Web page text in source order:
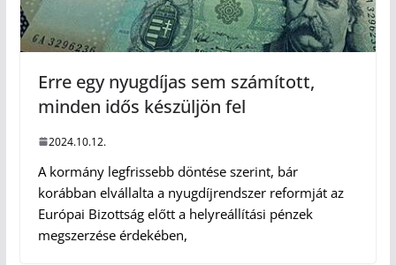
Erre egy nyugdíjas sem számított,
minden idős készüljön fel
2024.10.12.
A kormány legfrissebb döntése szerint, bár
korábban elvállalta a nyugdíjrendszer reformját az
Európai Bizottság előtt a helyreállítási pénzek
megszerzése érdekében,